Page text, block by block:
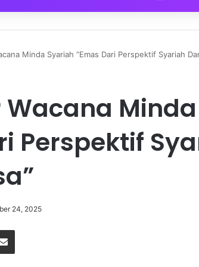
Minda Syariah “Emas Dari Perspektif Syariah
Wacana
Perspektif
24, 2025